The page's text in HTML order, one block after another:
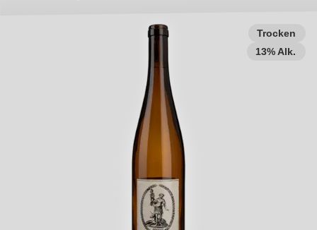
Trocken
13% Alk.